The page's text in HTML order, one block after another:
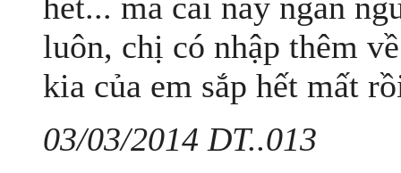
luôn, chị có nhập thêm
kia của em sắp hết mất
03/03/2014 DT..013